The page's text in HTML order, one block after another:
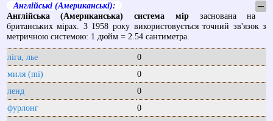
Англійські (Американські):
─
Англійська (Американська) система мірзаснована на
британських мірах. З 1958 року використовується точний зв'язок з
метричною системою: 1 дюйм = 2.54 сантиметра.
ліга, лье
0
миля (mi)
0
ленд
0
фурлонг
0